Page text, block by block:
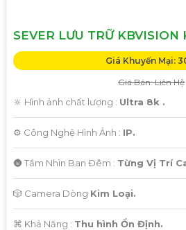
SEVER LƯU TRỮ KBVISION
Giá Khuyến Mại:
Giá Bán: Liên Hệ
🔆 Hình ảnh chất lượng : Ultra 8k .
⚙ Công Nghệ Hình Ảnh : IP.
🌚 Tầm Nhìn Ban Đêm : Từng Vị Trí
🎲 Camera Dòng Kim Loại.
️⌘ Khả Năng : Thu hình Ổn Định.